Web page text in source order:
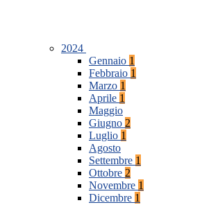
2024
Gennaio 1
Febbraio 1
Marzo 1
Aprile 1
Maggio
Giugno 2
Luglio 1
Agosto
Settembre 1
Ottobre 2
Novembre 1
Dicembre 1